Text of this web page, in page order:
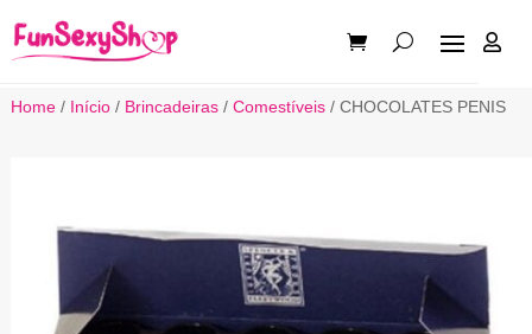

Home/ Início/ Brincadeiras/ Comestíveis/ CHOCOLATES PENIS